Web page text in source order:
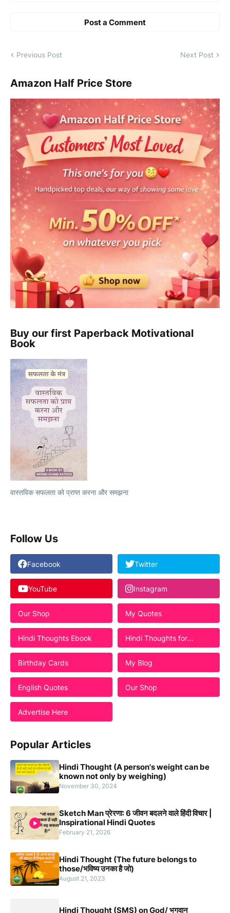
Post a Comment
Previous Post Next Post
Amazon Half Price Store
Buy our first Paperback Motivational
Book
वास्तविक सफलता को प्राप्त करना और समझना
Follow Us
Facebook Twitter
YouTube Instagram
Our Shop My Quotes
Hindi Thoughts Ebook
Hindi Thoughts for
Students
Birthday Cards
My Blog
English Quotes Our Shop
Advertise Here
Popular Articles
Hindi Thought (A person's weight can be
known not only by weighing)
November 30, 2024
Sketch Man प्रेरणा: 6 जीवन बदलने वाले हिंदी विचार |
Inspirational Hindi Quotes
February 21, 2026
Hindi Thought (The future belongs to
those/भविष्य उनका है जो)
August 21, 2023
Hindi Thought (SMS) on God/ भगवान